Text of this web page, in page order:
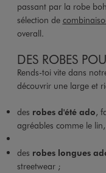
passant par la robe
sélection de
overall.
DES ROBES
Rends-toi vite dans
découvrir une large et
des robes d'été ado,
agréables comme le
des robes longues
streetwear ;